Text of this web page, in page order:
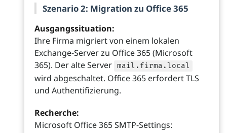
Szenario 2: Migration zu Office 365
Ausgangssituation:
Ihre Firma migriert von einem lokalen
Exchange-Server zu Office 365 (Microsoft
365). Der alte Server mail.firma.local
wird abgeschaltet. Office 365 erfordert TLS
und Authentifizierung.
Recherche:
Microsoft Office 365 SMTP-Settings: